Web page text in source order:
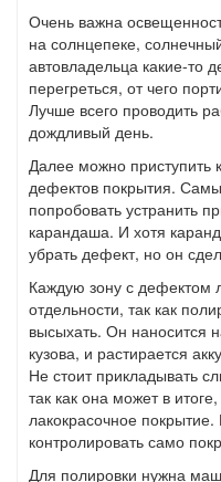
Очень важна
на солнцепеке,
автовладельца какие-то
перегреться, от чего
Лучше всего проводить
дождливый день.
Далее можно приступить
дефектов покрытия.
попробовать устранить
карандаша. И хотя
убрать дефект, но он
Каждую зону с дефектом
отдельности, так как
высыхать. Он наносится
кузова, и растирается
Не стоит прикладывать
так как она может в
лакокрасочное
контролировать само
Для полировки нужна